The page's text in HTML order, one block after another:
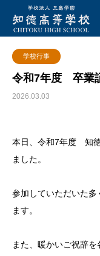
学校行事
令和7年度 卒業
2026.03.03
本日、令和7年度 知
ました。
参加していただいた
ます。
また、暖かいご祝辞